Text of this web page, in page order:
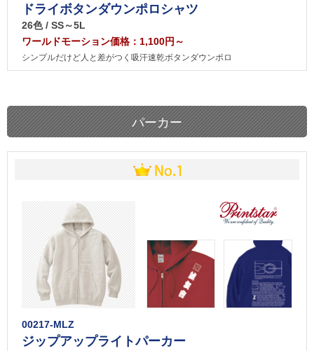
ドライボタンダウンポロシャツ
26色 / SS～5L
ワールドモーション価格：1,100円～
シンプルだけど人と差がつく吸汗速乾ボタンダウンポロ
パーカー
00217-MLZ
ジップアップライトパーカー